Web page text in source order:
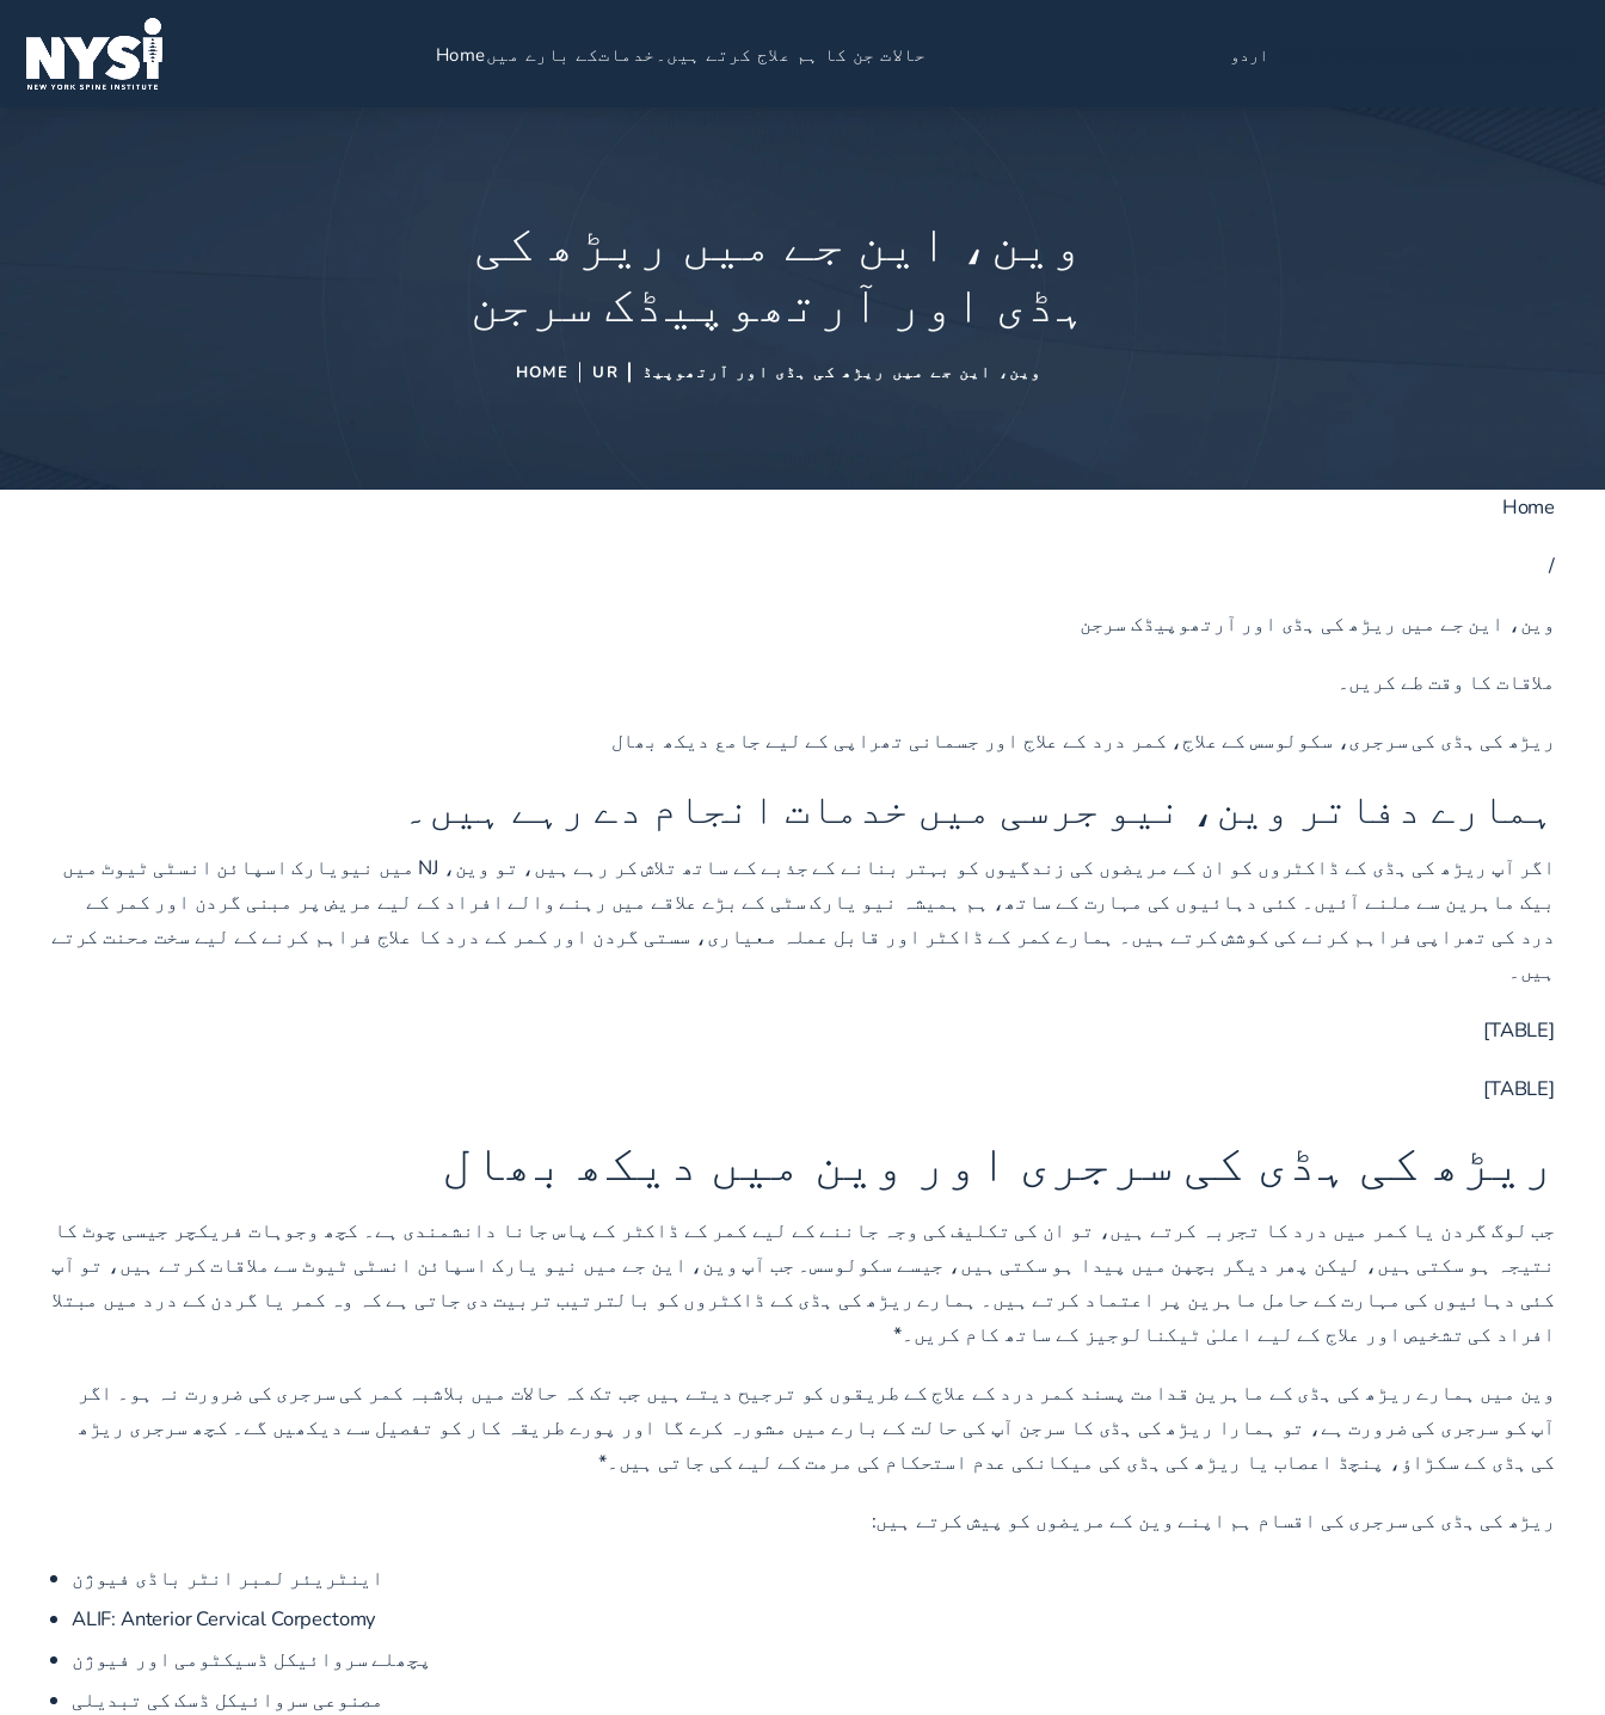
Homeکے بارے میںخدمات حالات جن کا ہم علاج کرتے ہیں۔ اردو
وین، این جے میں ریڑھ کی
ہڈی اور آرتھوپیڈک سرجن
HOME UR وین، این جے میں ریڑھ کی ہڈی اور آرتھوپیڈ
Home
/
وین، این جے میں ریڑھ کی ہڈی اور آرتھوپیڈک سرجن
ملاقات کا وقت طے کریں۔
ریڑھ کی ہڈی کی سرجری، سکولوسس کے علاج، کمر درد کے علاج اور جسمانی تھراپی کے لیے جامع دیکھ بھال
ہمارے دفاتر وین، نیو جرسی میں خدمات انجام دے رہے ہیں۔
اگر آپ ریڑھ کی ہڈی کے ڈاکٹروں کو ان کے مریضوں کی زندگیوں کو بہتر بنانے کے جذبے کے ساتھ تلاش کر رہے ہیں، تو وین، NJ میں نیویارک اسپائن انسٹی ٹیوٹ میں
بیک ماہرین سےملنے آئیں۔ کئی دہائیوں کی مہارت کے ساتھ، ہم ہمیشہ نیو یارک سٹی کے بڑے علاقے میں رہنے والے افراد کے لیے مریض پر مبنی گردن اور کمر کے
درد کی تھراپی فراہم کرنے کی کوشش کرتے ہیں۔ ہمارے کمر کے ڈاکٹر اور قابل عملہ معیاری، سستی گردن اور کمر کے درد کا علاج فراہم کرنے کے لیے سخت محنت کرتے
ہیں۔
[TABLE]
[TABLE]
ریڑھ کی ہڈی کی سرجری اور وین میں دیکھ بھال
جب لوگ گردن یا کمر میں درد کا تجربہ کرتے ہیں، تو ان کی تکلیف کی وجہ جاننے کے لیے کمر کے ڈاکٹر کے پاس جانا دانشمندی ہے۔ کچھ وجوہات فریکچر جیسی چوٹ کا
نتیجہ ہو سکتی ہیں، لیکن پھر دیگر بچپن میں پیدا ہو سکتی ہیں، جیسے سکولوسس۔ جب آپ وین، این جے میں نیو یارک اسپائن انسٹی ٹیوٹ سے ملاقات کرتے ہیں، تو آپ
کئی دہائیوں کی مہارت کے حامل ماہرین پر اعتماد کرتے ہیں۔ ہمارے ریڑھ کی ہڈی کے ڈاکٹروں کو بالترتیب تربیت دی جاتی ہے کہ وہ کمر یا گردن کے درد میں مبتلا
افراد کی تشخیص اور علاج کے لیے اعلیٰ ٹیکنالوجیز کے ساتھ کام کریں۔*
وین میں ہمارے ریڑھ کی ہڈی کے ماہرین قدامت پسند کمر درد کے علاج کے طریقوں کو ترجیح دیتے ہیں جب تک کہ حالات میں بلاشبہ کمر کی سرجری کی ضرورت نہ ہو۔ اگر
آپ کو سرجری کی ضرورت ہے، تو ہمارا ریڑھ کی ہڈی کا سرجن آپ کی حالت کے بارے میں مشورہ کرے گا اور پورے طریقہ کار کو تفصیل سے دیکھیں گے۔ کچھ سرجری ریڑھ
کی ہڈی کے سکڑاؤ، پنچڈ اعصاب یا ریڑھ کی ہڈی کی میکانکی عدم استحکام کی مرمت کے لیے کی جاتی ہیں۔*
ریڑھ کی ہڈی کی سرجری کی اقسام ہم اپنے وین کے مریضوں کو پیش کرتے ہیں:
اینٹریئر لمبر انٹر باڈی فیوژن
ALIF: Anterior Cervical Corpectomy
پچھلے سروائیکل ڈسیکٹومی اور فیوژن
مصنوعی سروائیکل ڈسک کی تبدیلی